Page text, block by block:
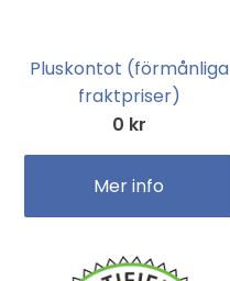
Pluskontot (förmånliga
fraktpriser)
0 kr
Mer info